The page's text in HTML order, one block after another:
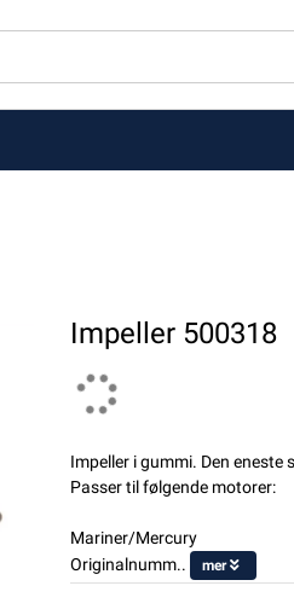
Impeller 500318
Impeller i gummi. Den
Passer til følgende motorer:
Mariner/Mercury
Originalnumm..
mer